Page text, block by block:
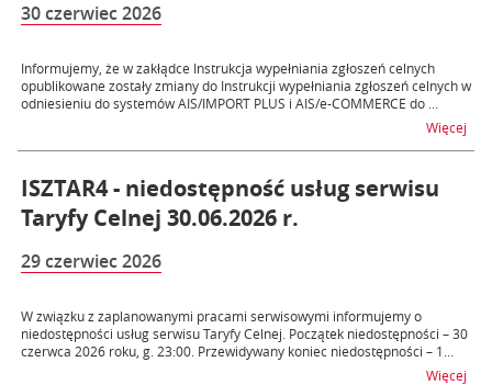
30 czerwiec 2026
Informujemy, że w zakłądce Instrukcja wypełniania zgłoszeń celnych
opublikowane zostały zmiany do Instrukcji wypełniania zgłoszeń celnych w
odniesieniu do systemów AIS/IMPORT PLUS i AIS/e-COMMERCE do ...
Więcej
ISZTAR4 - niedostępność usług serwisu
Taryfy Celnej 30.06.2026 r.
29 czerwiec 2026
W związku z zaplanowanymi pracami serwisowymi informujemy o
niedostępności usług serwisu Taryfy Celnej. Początek niedostępności – 30
czerwca 2026 roku, g. 23:00. Przewidywany koniec niedostępności – 1...
Więcej